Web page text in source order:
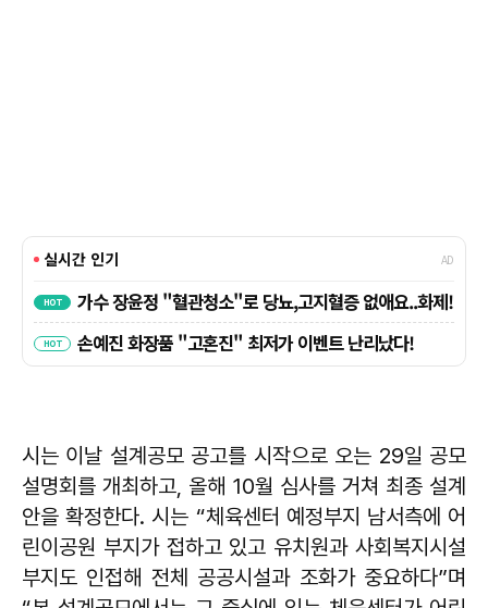
시는 이날 설계공모 공고를 시작으로 오는 29일 공모
설명회를 개최하고, 올해 10월 심사를 거쳐 최종 설계
안을 확정한다. 시는 “체육센터 예정부지 남서측에 어
린이공원 부지가 접하고 있고 유치원과 사회복지시설
부지도 인접해 전체 공공시설과 조화가 중요하다”며